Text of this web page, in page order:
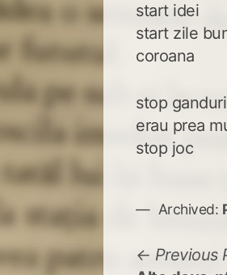
start idei
start zile
coroana
stop ganduri
erau prea
stop joc
Archived:
Previous